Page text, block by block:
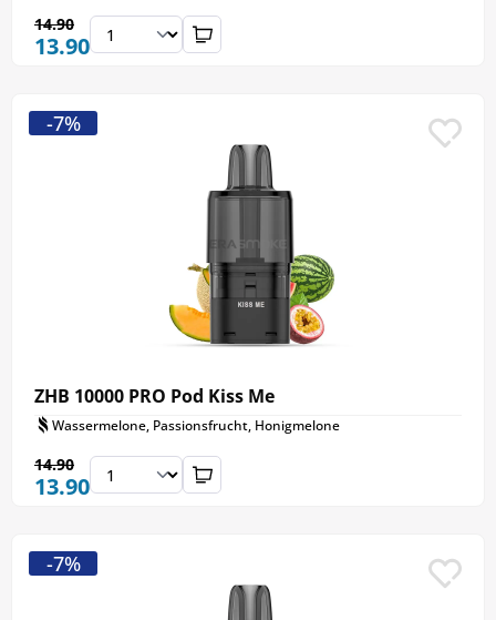
13.90
14.90
ZHB 10000 PRO Pod Kiss Me
Wassermelone, Passionsfrucht, Honigmelone
13.90
14.90
-7%
-7%